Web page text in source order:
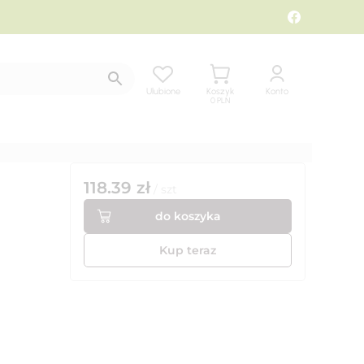
Ulubione
Koszyk
0 PLN
Konto
118.39 zł
do koszyka
Kup teraz